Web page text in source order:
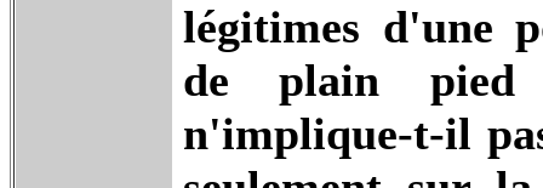
légitimes d'une
de plain pied
n'implique-t-il